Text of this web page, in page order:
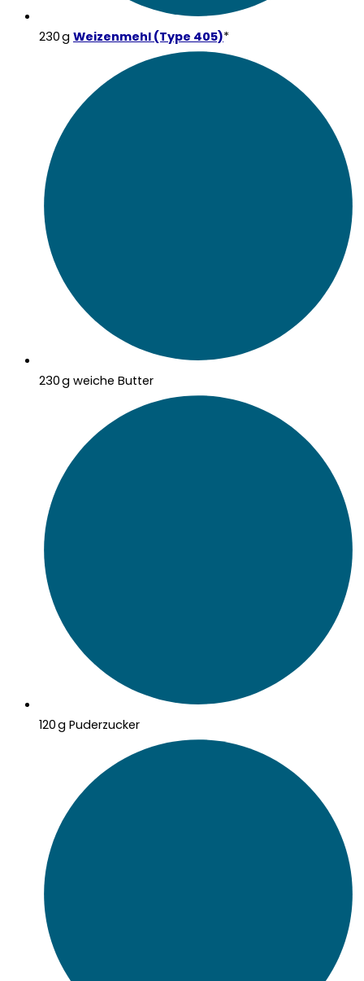
230 g Weizenmehl (Type 405)*
230 g weiche Butter
120 g Puderzucker